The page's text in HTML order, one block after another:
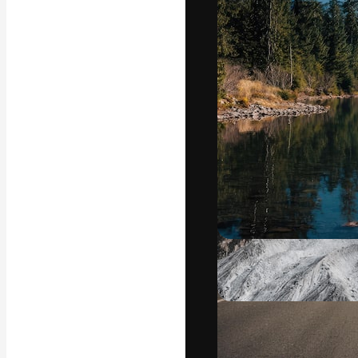
La plataforma
trabajo. Más
entre creativos,
estudios.
Español
Copyright ©